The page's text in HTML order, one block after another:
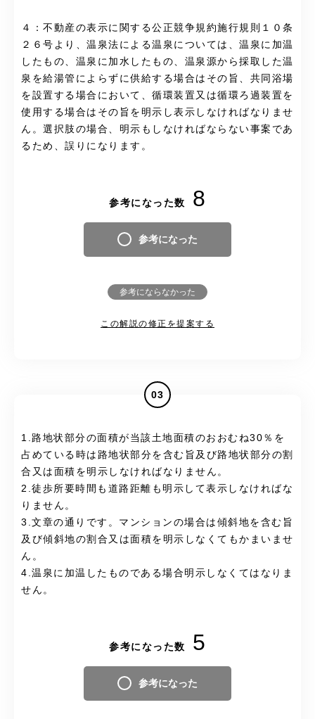
４：不動産の表示に関する公正競争規約施行規則１０条
２６号より、温泉法による温泉については、温泉に加温
したもの、温泉に加水したもの、温泉源から採取した温
泉を給湯管によらずに供給する場合はその旨、共同浴場
を設置する場合において、循環装置又は循環ろ過装置を
使用する場合はその旨を明示し表示しなければなりませ
ん。選択肢の場合、明示もしなければならない事案であ
るため、誤りになります。
参考になった数 8
参考になった
参考にならなかった
この解説の修正を提案する
03
1.路地状部分の面積が当該土地面積のおおむね30％を
占めている時は路地状部分を含む旨及び路地状部分の割
合又は面積を明示しなければなりません。
2.徒歩所要時間も道路距離も明示して表示しなければな
りません。
3.文章の通りです。マンションの場合は傾斜地を含む旨
及び傾斜地の割合又は面積を明示しなくてもかまいませ
ん。
4.温泉に加温したものである場合明示しなくてはなりま
せん。
参考になった数 5
参考になった